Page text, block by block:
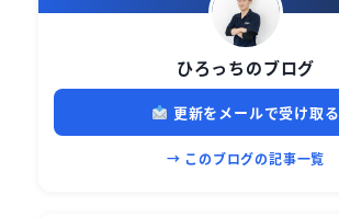
ひろっちのブログ
更新をメールで受け取る
→ このブログの記事一覧